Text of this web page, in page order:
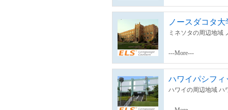
ノースダコタ
ミネソタの周辺地域
---More---
ハワイパシフィ
ハワイの周辺地域 ハ